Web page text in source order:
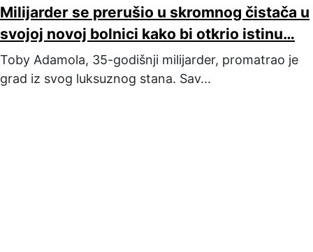
Milijarder se prerušio u skromnog čistača u
svojoj novoj bolnici kako bi otkrio istinu…
Toby Adamola, 35-godišnji milijarder, promatrao je
grad iz svog luksuznog stana. Sav...